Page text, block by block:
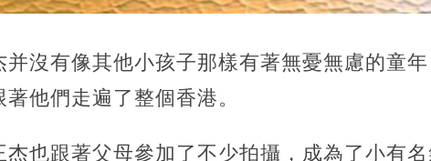
并沒有像其他小孩子那樣有著無憂無慮的童
他們走遍了整個香港。
也跟著父母參加了不少拍攝，成為了小有名